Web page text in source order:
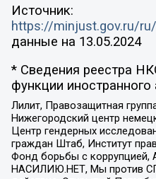
Источник:
https://minjust.gov.ru/
данные на 13.05.2024
* Сведения реестра
функции иностранного
Лилит, Правозащитная
Нижегородский центр
Центр гендерных
граждан Штаб, Институт
Фонд борьбы с коррупцией,
НАСИЛИЮ.НЕТ, Мы против